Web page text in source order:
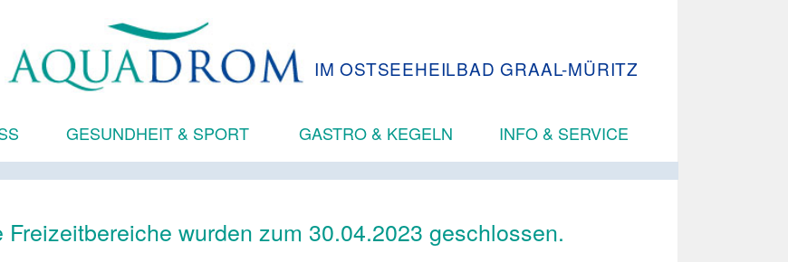
IM OSTSEEHEILBAD GRAAL-MÜRITZ
GESUNDHEIT & SPORT GASTRO & KEGELN INFO & SERVICE
Freizeitbereiche wurden zum 30.04.2023 geschlossen.